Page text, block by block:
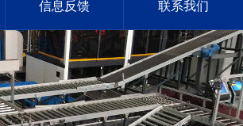
信息反馈 联系我们